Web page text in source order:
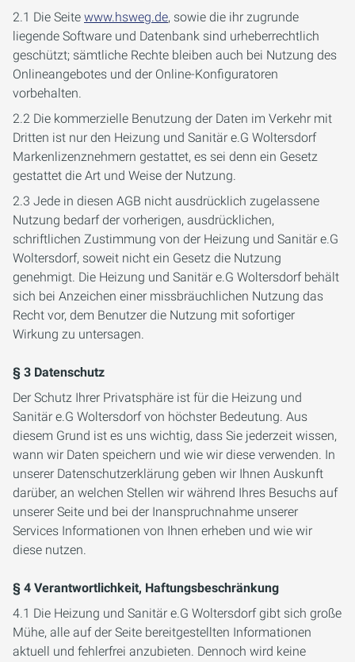
2.1 Die Seite www.hsweg.de, sowie die ihr zugrunde
liegende Software und Datenbank sind urheberrechtlich
geschützt; sämtliche Rechte bleiben auch bei Nutzung des
Onlineangebotes und der Online-Konfiguratoren
vorbehalten.
2.2 Die kommerzielle Benutzung der Daten im Verkehr mit
Dritten ist nur den Heizung und Sanitär e.G Woltersdorf
Markenlizenznehmern gestattet, es sei denn ein Gesetz
gestattet die Art und Weise der Nutzung.
2.3 Jede in diesen AGB nicht ausdrücklich zugelassene
Nutzung bedarf der vorherigen, ausdrücklichen,
schriftlichen Zustimmung von der Heizung und Sanitär e.G
Woltersdorf, soweit nicht ein Gesetz die Nutzung
genehmigt. Die Heizung und Sanitär e.G Woltersdorf behält
sich bei Anzeichen einer missbräuchlichen Nutzung das
Recht vor, dem Benutzer die Nutzung mit sofortiger
Wirkung zu untersagen.
§ 3 Datenschutz
Der Schutz Ihrer Privatsphäre ist für die Heizung und
Sanitär e.G Woltersdorf von höchster Bedeutung. Aus
diesem Grund ist es uns wichtig, dass Sie jederzeit wissen,
wann wir Daten speichern und wie wir diese verwenden. In
unserer Datenschutzerklärung geben wir Ihnen Auskunft
darüber, an welchen Stellen wir während Ihres Besuchs auf
unserer Seite und bei der Inanspruchnahme unserer
Services Informationen von Ihnen erheben und wie wir
diese nutzen.
§ 4 Verantwortlichkeit, Haftungsbeschränkung
4.1 Die Heizung und Sanitär e.G Woltersdorf gibt sich große
Mühe, alle auf der Seite bereitgestellten Informationen
aktuell und fehlerfrei anzubieten. Dennoch wird keine